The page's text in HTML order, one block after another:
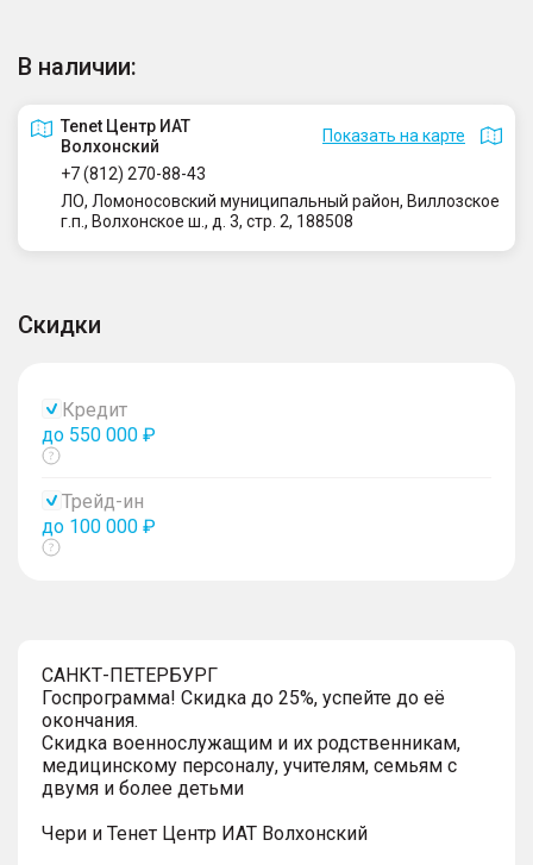
В наличии:
Tenet Центр ИАТ
Волхонский
Показать на карте
+7 (812) 270-88-43
ЛО, Ломоносовский муниципальный район, Виллозское
г.п., Волхонское ш., д. 3, стр. 2, 188508
Скидки
Кредит
до 550 000 ₽
Показать
Трейд-ин
до 100 000 ₽
Показать
САНКТ-ПЕТЕРБУРГ
Госпрограмма! Скидка до 25%, успейте до её
окончания.
Скидка военнослужащим и их родственникам,
медицинскому персоналу, учителям, семьям с
двумя и более детьми
Чери и Тенет Центр ИАТ Волхонский